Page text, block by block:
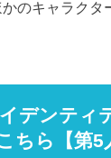
のキャラクタ
デンティ
ちら【第5